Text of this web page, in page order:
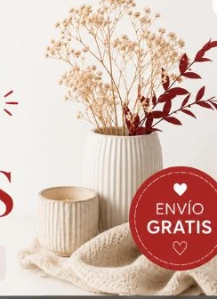
-Resistencia a salpicaduras
Incluye:
Cable auxiliar
Cable de carga
Parlante Con Luz Led - Negro
$ 1.912 $ 2.390